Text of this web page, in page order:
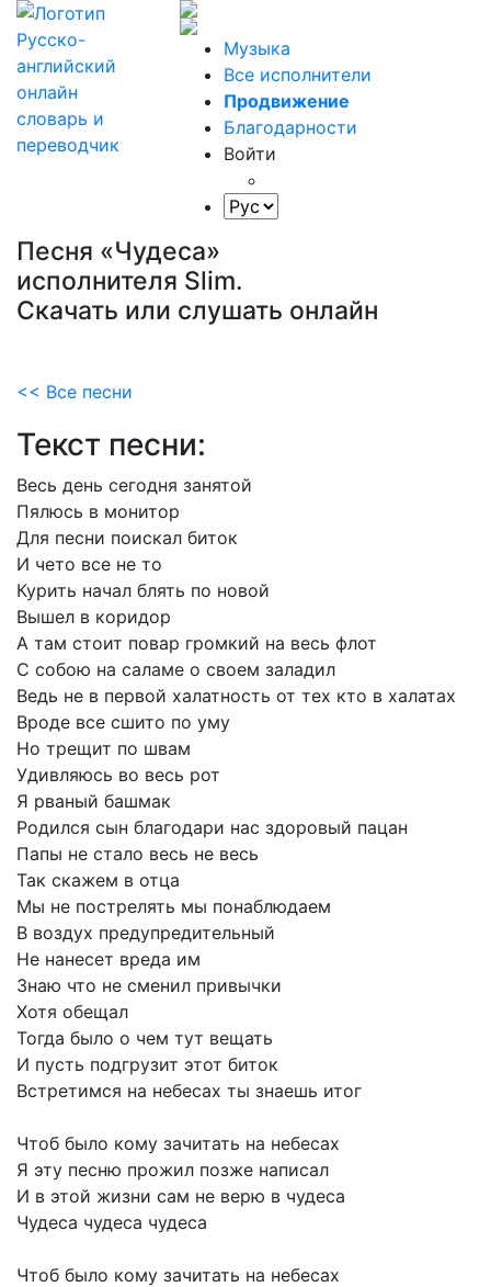
Музыка
Все исполнители
Продвижение
Благодарности
Войти
Песня «Чудеса»
исполнителя Slim.
Скачать или слушать онлайн
<< Все песни
Текст песни:
Весь день сегодня занятой
Пялюсь в монитор
Для песни поискал биток
И чето все не то
Курить начал блять по новой
Вышел в коридор
А там стоит повар громкий на весь флот
С собою на саламе о своем заладил
Ведь не в первой халатность от тех кто в халатах
Вроде все сшито по уму
Но трещит по швам
Удивляюсь во весь рот
Я рваный башмак
Родился сын благодари нас здоровый пацан
Папы не стало весь не весь
Так скажем в отца
Мы не пострелять мы понаблюдаем
В воздух предупредительный
Не нанесет вреда им
Знаю что не сменил привычки
Хотя обещал
Тогда было о чем тут вещать
И пусть подгрузит этот биток
Встретимся на небесах ты знаешь итог
Чтоб было кому зачитать на небесах
Я эту песню прожил позже написал
И в этой жизни сам не верю в чудеса
Чудеса чудеса чудеса
Чтоб было кому зачитать на небесах